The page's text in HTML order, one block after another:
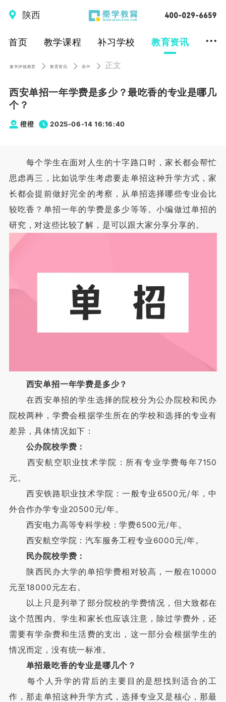
陕西
首页 教学课程 补习学校 教育资讯 ...
秦学伊顿教育 教育资讯 高中 正文
西安单招一年学费是多少？最吃香的专业是哪几
个？
橙橙 2025-06-14 16:16:40
每个学生在面对人生的十字路口时，家长都会帮忙
思虑再三，比如说学生考虑要走单招这种升学方式，家
长都会提前做好完全的考察，从单招选择哪些专业会比
较吃香？单招一年的学费是多少等等。小编做过单招的
研究，对这些比较了解，是可以跟大家分享分享的。
西安单招一年学费是多少？
在西安单招的学生选择的院校分为公办院校和民办
院校两种，学费会根据学生所在的学校和选择的专业有
差异，具体情况如下：
公办院校学费：
西安航空职业技术学院：所有专业学费每年7150
元。
西安铁路职业技术学院：一般专业6500元/年，中
外合作办学专业20500元/年。
西安电力高等专科学校：学费6500元/年。
西安航空学院：汽车服务工程专业6000元/年。
民办院校学费：
陕西民办大学的单招学费相对较高，一般在10000
元至18000元左右。
以上只是列举了部分院校的学费情况，但大致都在
这个范围内。学生和家长也应该注意，除过学费外，还
需要有学杂费和生活费的支出，这一部分会根据学生的
情况而定，没有统一标准。
单招最吃香的专业是哪几个？
每个人升学的背后的主要目的是想找到适合的工
作，那走单招这种升学方式，选择专业又是核心，那最